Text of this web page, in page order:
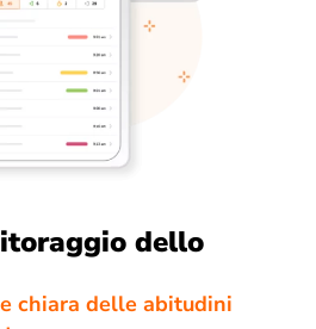
dello
chiara delle abitudini